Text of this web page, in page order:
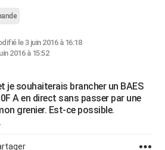
le 3 juin 2016 à 16:18
2016 à 15:52
je souhaiterais brancher un BAES
A en direct sans passer par une
grenier. Est-ce possible.